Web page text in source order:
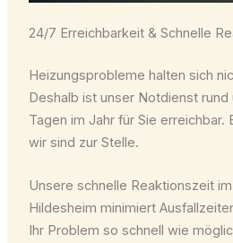
24/7 Erreichbarkeit & Schnelle
Heizungsprobleme halten sich
Deshalb ist unser Notdienst rund
Tagen im Jahr für Sie erreichbar.
wir sind zur Stelle.
Unsere schnelle Reaktionszeit
Hildesheim minimiert
Ihr Problem so schnell wie